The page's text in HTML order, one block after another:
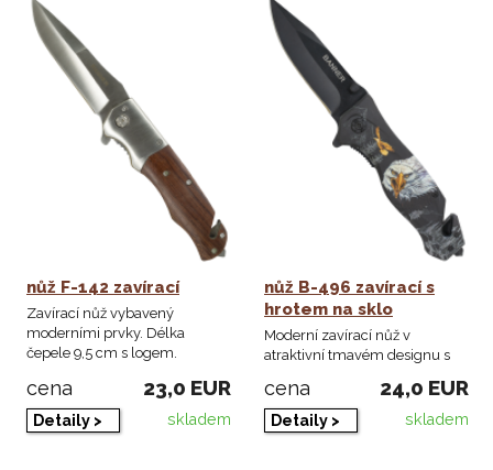
nůž F-142 zavírací
Zavírací nůž vybavený
moderními prvky. Délka
čepele 9,5 cm s logem.
cena 23,0 EUR
Detaily > skladem
nůž B-496 zavírací s
hrotem na sklo
Moderní zavírací nůž v
atraktivní tmavém designu s
cena 24,0 EUR
Detaily > skladem